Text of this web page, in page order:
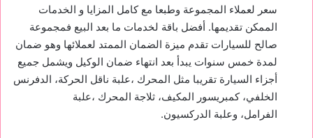
سعر لعملاء المجموعة وطبعا مع كامل المزايا و الخدمات
الممكن تقديمها. أفضل باقة لخدمات ما بعد البيع فمجموعة
صالح للسيارات تقدم ميزة الضمان الممتد لعملائها وهو ضمان
لمدة خمس سنوات يبدأ بعد انتهاء ضمان الوكيل ويشمل جميع
أجزاء السيارة تقريبا مثل المحرك ،علبة ناقل الحركة، الدفرنس
الخلفي، كمبريسور المكيف، ثلاجة المحرك ،علبة
الفرامل، وعلبة الدركسيون.